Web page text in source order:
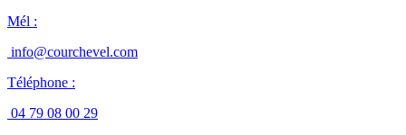
Mél :
info@courchevel.com
Téléphone :
04 79 08 00 29